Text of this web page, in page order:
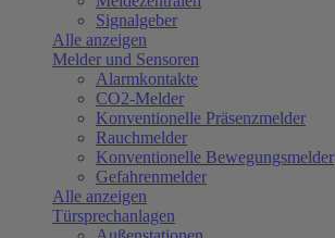
Signalgeber
Alle anzeigen
Melder und Sensoren
Alarmkontakte
CO2-Melder
Konventionelle Präsenzmelder
Rauchmelder
Konventionelle Bewegungsmelder
Gefahrenmelder
Alle anzeigen
Türsprechanlagen